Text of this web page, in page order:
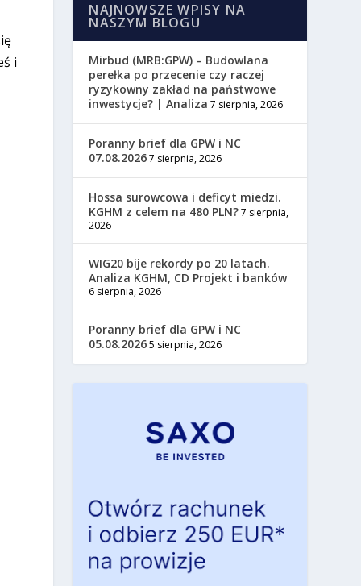
i
NAJNOWSZE WPISY NA
NASZYM BLOGU
Mirbud (MRB:GPW) – Budowlana
perełka po przecenie czy raczej
ryzykowny zakład na państwowe
inwestycje? | Analiza 7 sierpnia, 2026
Poranny brief dla GPW i NC
07.08.20267 sierpnia, 2026
Hossa surowcowa i deficyt miedzi.
KGHM z celem na 480 PLN?7 sierpnia,
2026
WIG20 bije rekordy po 20 latach.
Analiza KGHM, CD Projekt i banków
6 sierpnia, 2026
Poranny brief dla GPW i NC
05.08.20265 sierpnia, 2026